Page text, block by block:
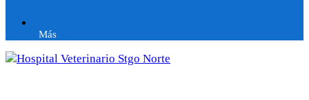
Más
Hospital Veterinario Stgo Norte